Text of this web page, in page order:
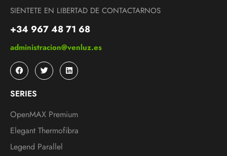
SIENTETE EN LIBERTAD DE CONTACTARNOS
+34 967 48 71 68
administracion@venluz.es
SERIES
OpenMAX Premium
Elegant Thermofibra
Legend Parallel